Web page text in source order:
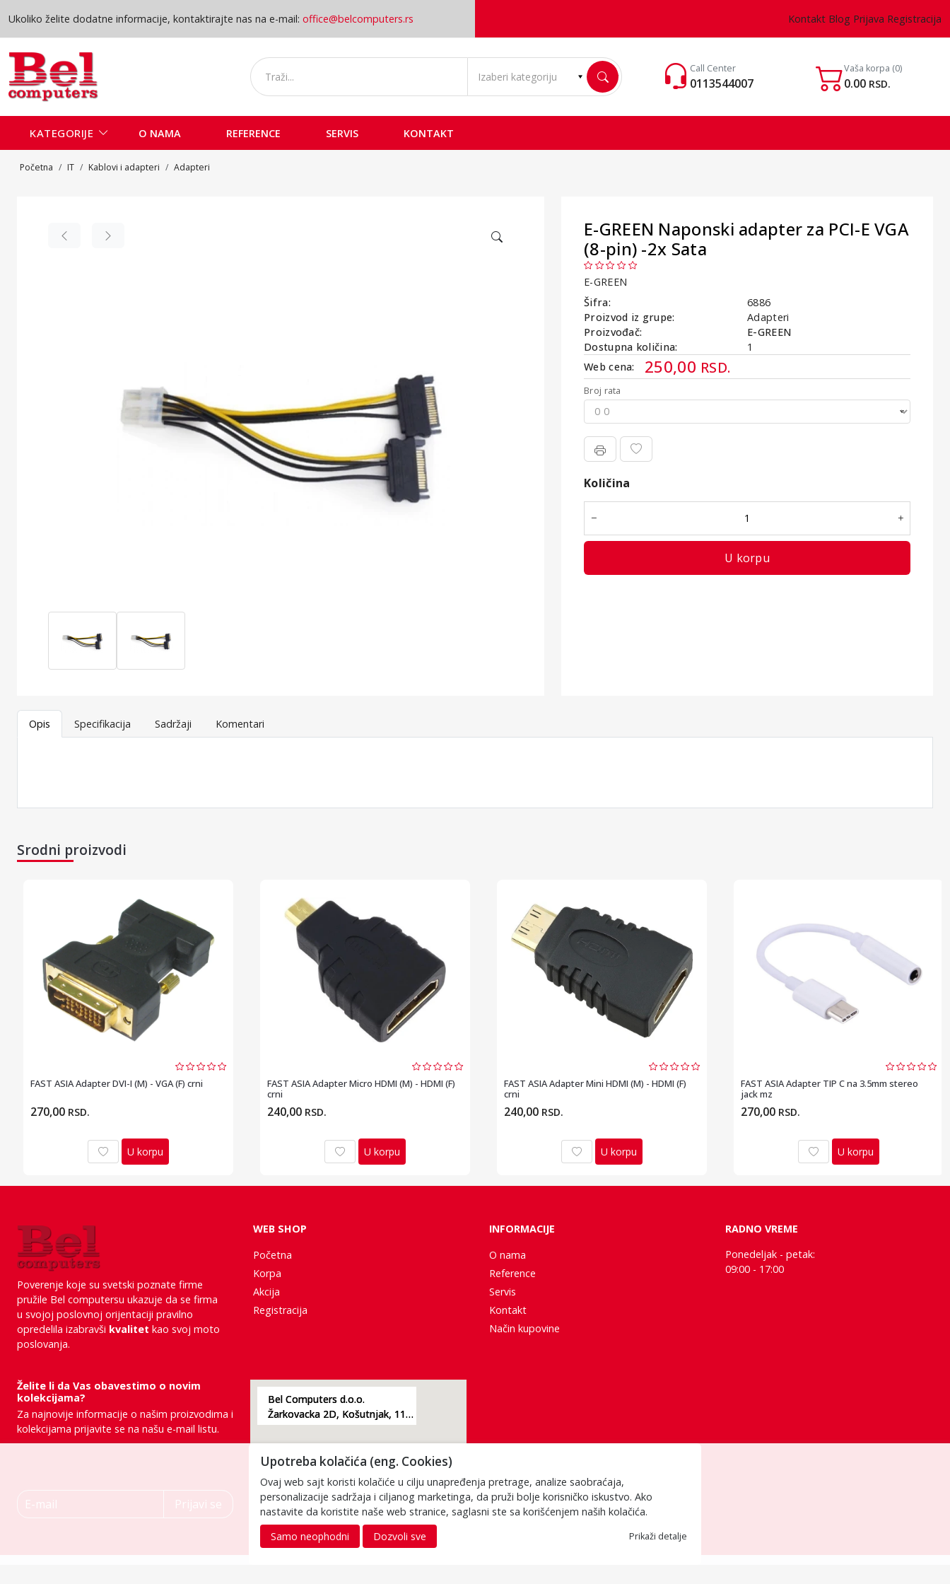
Ukoliko želite dodatne informacije, kontaktirajte nas na e-mail: office@belcomputers.rs Kontakt Blog Prijava Registracija
Call Center
0113544007
Vaša korpa (0)
0.00 RSD.
KATEGORIJE O NAMA REFERENCE SERVIS KONTAKT
Početna IT Kablovi i adapteri Adapteri
E-GREEN Naponski adapter za PCI-E VGA
(8-pin) -2x Sata
E-GREEN
Šifra:
6886
Proizvod iz grupe:
Adapteri
Proizvođač:
E-GREEN
Dostupna količina:
1
Web cena:
250,00 RSD.
Broj rata
Kamata
Količina
U korpu
Opis Specifikacija Sadržaji Komentari
Srodni proizvodi
FAST ASIA Adapter DVI-I (M) - VGA (F) crni
270,00 RSD.
U korpu
FAST ASIA Adapter Micro HDMI (M) - HDMI (F)
crni
240,00 RSD.
U korpu
FAST ASIA Adapter Mini HDMI (M) - HDMI (F)
crni
240,00 RSD.
U korpu
FAST ASIA Adapter TIP C na 3.5mm stereo
jack mz
270,00 RSD.
U korpu
Poverenje koje su svetski poznate firme
pružile Bel computersu ukazuje da se firma
u svojoj poslovnoj orijentaciji pravilno
opredelila izabravši kvalitet kao svoj moto
poslovanja.
WEB SHOP
Početna
Korpa
Akcija
Registracija
INFORMACIJE
O nama
Reference
Servis
Kontakt
Način kupovine
RADNO VREME
Ponedeljak - petak:
09:00 - 17:00
Želite li da Vas obavestimo o novim
kolekcijama?
Za najnovije informacije o našim proizvodima i
kolekcijama prijavite se na našu e-mail listu.
E-mail Prijavi se
Bel Computers d.o.o.
Žarkovacka 2D, Košutnjak, 11000, Beograd
Upotreba kolačića (eng. Cookies)
Ovaj web sajt koristi kolačiće u cilju unapređenja pretrage, analize saobraćaja,
personalizacije sadržaja i ciljanog marketinga, da pruži bolje korisničko iskustvo. Ako
nastavite da koristite naše web stranice, saglasni ste sa korišćenjem naših kolačića.
Samo neophodni
Dozvoli sve Prikaži detalje